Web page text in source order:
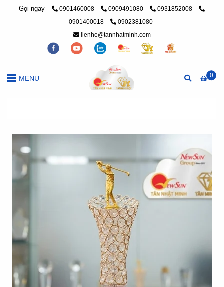
Gọi ngay 0901460008 0909491080
0931852008
0901400018
0902381080
lienhe@tannhatminh.com
0
MENU